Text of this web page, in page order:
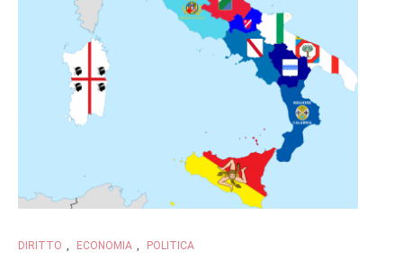
DIRITTO , ECONOMIA , POLITICA